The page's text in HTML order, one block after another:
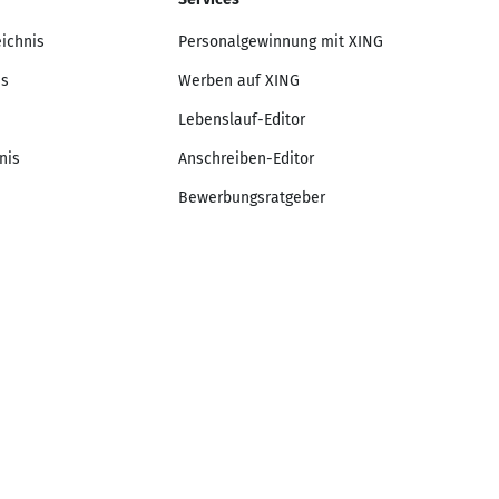
Personalgewinnung mit XING
Werben auf XING
Lebenslauf-Editor
Anschreiben-Editor
Bewerbungsratgeber